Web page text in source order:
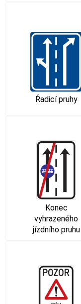
Řadicí pruhy
Konec
vyhrazeného
jízdního pruhu